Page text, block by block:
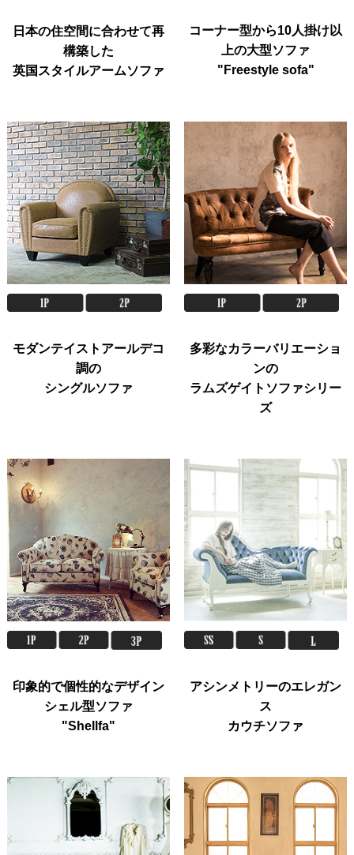
日本の住空間に合わせて再
構築した
英国スタイルアームソファ
コーナー型から10人掛け以
上の大型ソファ
"Freestyle sofa"
モダンテイストアールデコ
調の
シングルソファ
多彩なカラーバリエーショ
ンの
ラムズゲイトソファシリー
ズ
印象的で個性的なデザイン
シェル型ソファ
"Shellfa"
アシンメトリーのエレガン
ス
カウチソファ